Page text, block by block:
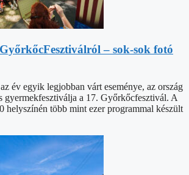
– sok-sok fotó
év egyik legjobban várt eseménye, az ország
gyermekfesztiválja a 17. Győrkőcfesztivál. A
helyszínén több mint ezer programmal készült